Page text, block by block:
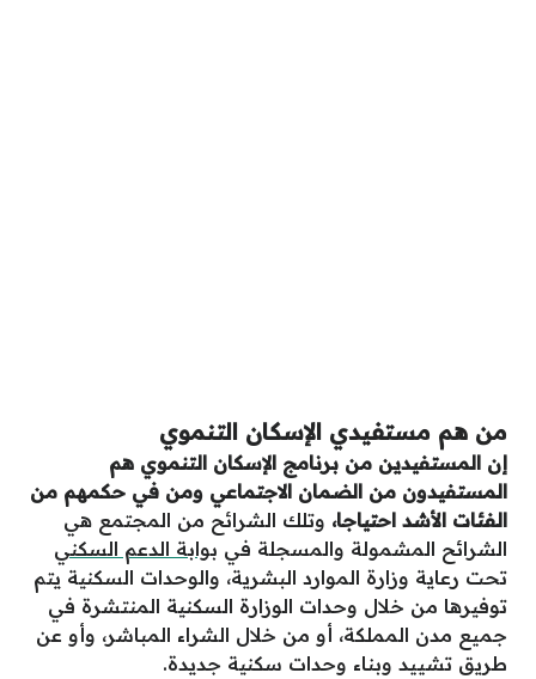
من هم مستفيدي الإسكان التنموي
إن المستفيدين من برنامج الإسكان التنموي هم
المستفيدون من الضمان الاجتماعي ومن في حكمهم من
الفئات الأشد احتياجا، وتلك الشرائح من المجتمع هي
الشرائح المشمولة والمسجلة في بوابة الدعم السكني
تحت رعاية وزارة الموارد البشرية، والوحدات السكنية يتم
توفيرها من خلال وحدات الوزارة السكنية المنتشرة في
جميع مدن المملكة، أو من خلال الشراء المباشر، وأو عن
طريق تشييد وبناء وحدات سكنية جديدة.